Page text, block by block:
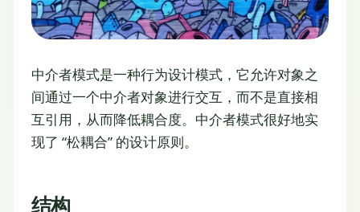
中介者模式是一种行为设计模式，它允许对象之
间通过一个中介者对象进行交互，而不是直接相
互引用，从而降低耦合度。中介者模式很好地实
现了 “松耦合” 的设计原则。
结构